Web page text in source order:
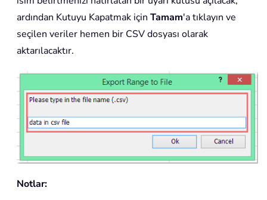
ardından Kutuyu Kapatmak için Tamam'a tıklayın ve
seçilen veriler hemen bir CSV dosyası olarak
aktarılacaktır.
Notlar: